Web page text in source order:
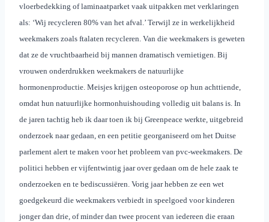
vloerbedekking of laminaatparket vaak uitpakken met verklaringen
als: ‘Wij recycleren 80% van het afval.’ Terwijl ze in werkelijkheid
weekmakers zoals ftalaten recycleren. Van die weekmakers is geweten
dat ze de vruchtbaarheid bij mannen dramatisch vernietigen. Bij
vrouwen onderdrukken weekmakers de natuurlijke
hormonenproductie. Meisjes krijgen osteoporose op hun achttiende,
omdat hun natuurlijke hormonhuishouding volledig uit balans is. In
de jaren tachtig heb ik daar toen ik bij Greenpeace werkte, uitgebreid
onderzoek naar gedaan, en een petitie georganiseerd om het Duitse
parlement alert te maken voor het probleem van pvc-weekmakers. De
politici hebben er vijfentwintig jaar over gedaan om de hele zaak te
onderzoeken en te bediscussiëren. Vorig jaar hebben ze een wet
goedgekeurd die weekmakers verbiedt in speelgoed voor kinderen
jonger dan drie, of minder dan twee procent van iedereen die eraan